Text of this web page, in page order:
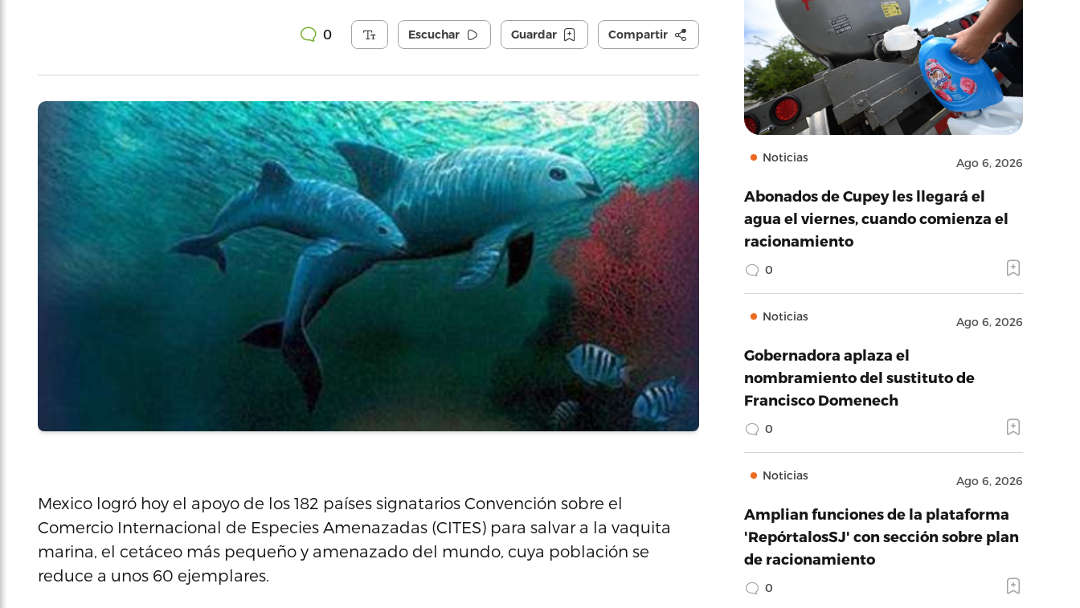
0 Escuchar Guardar Compartir
Mexico logró hoy el apoyo de los 182 países signatarios Convención sobre el
Comercio Internacional de Especies Amenazadas (CITES) para salvar a la vaquita
marina, el cetáceo más pequeño y amenazado del mundo, cuya población se
reduce a unos 60 ejemplares.
Noticias Ago 6, 2026
Abonados de Cupey les llegará el
agua el viernes, cuando comienza el
racionamiento
0
Noticias Ago 6, 2026
Gobernadora aplaza el
nombramiento del sustituto de
Francisco Domenech
0
Noticias Ago 6, 2026
Amplian funciones de la plataforma
'RepórtalosSJ' con sección sobre plan
de racionamiento
0